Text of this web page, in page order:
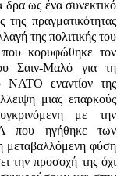
ως ένα συνεκτικό
πραγματικότητας
της πολιτικής του
κορυφώθηκε τον
Σαιν-Μαλό για τη
εναντίον της
μιας επαρκούς
με την
που ηγήθηκε των
μεταβαλλόμενη φύση
την προσοχή της όχι